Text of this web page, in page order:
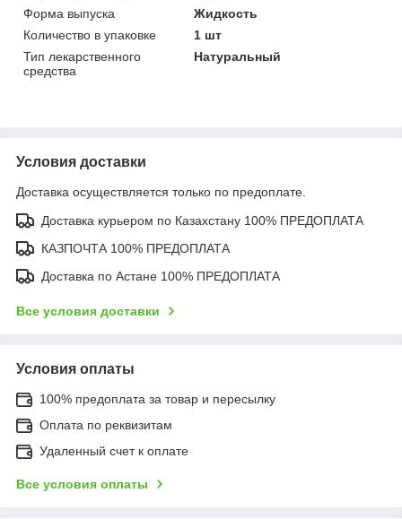
Форма выпуска
Жидкость
Количество в упаковке
1 шт
Тип лекарственного
средства
Натуральный
Условия доставки
Доставка осуществляется только по предоплате.
Доставка курьером по Казахстану 100% ПРЕДОПЛАТА
КАЗПОЧТА 100% ПРЕДОПЛАТА
Доставка по Астане 100% ПРЕДОПЛАТА
Все условия доставки
Условия оплаты
100% предоплата за товар и пересылку
Оплата по реквизитам
Удаленный счет к оплате
Все условия оплаты